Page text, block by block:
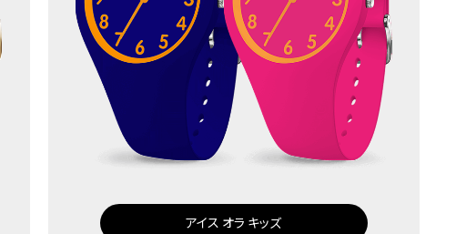
アイス オラ キッズ